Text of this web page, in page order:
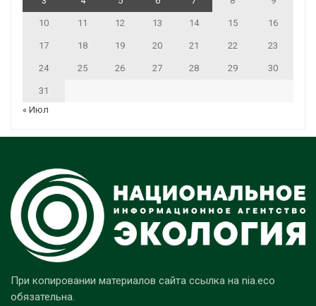
10 11 12 13 14 15 16
17 18 19 20 21 22 23
24 25 26 27 28 29 30
31
« Июл
При копировании материалов сайта ссылка на nia.eco
обязательна.